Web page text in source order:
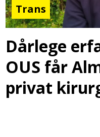
Trans
Dårlege
OUS får
privat